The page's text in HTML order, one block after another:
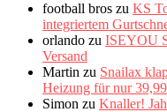
football bros zu KS
integriertem
orlando zu ISEYOU
Versand
Martin zu Snailax
Heizung für nur
Simon zu Knaller!